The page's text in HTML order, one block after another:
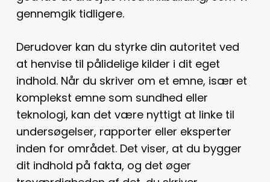
gennemgik tidligere.
Derudover kan du styrke din autoritet ved
at henvise til pålidelige kilder i dit eget
indhold. Når du skriver om et emne, især et
komplekst emne som sundhed eller
teknologi, kan det være nyttigt at linke til
undersøgelser, rapporter eller eksperter
inden for området. Det viser, at du bygger
dit indhold på fakta, og det øger